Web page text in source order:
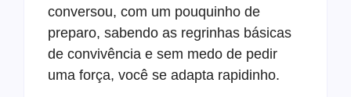
conversou, com um pouquinho de
preparo, sabendo as regrinhas básicas
de convivência e sem medo de pedir
uma força, você se adapta rapidinho.